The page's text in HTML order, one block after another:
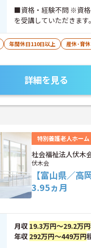
■資格・経験不問 ※資格
を受講していただきま
年間休日110日以上 産休･育
詳細を見る
特別養護老人ホーム
社会福祉法人伏木
伏木会
【富山県／
3.95ヵ月
月収 19.3万円～29.2万円
年収 292万円～449万円